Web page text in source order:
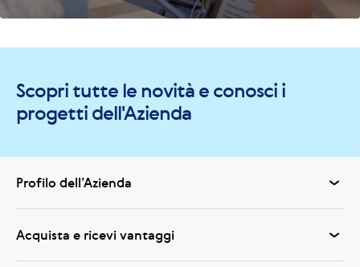
Scopri tutte le novità e conosci i
progetti dell'Azienda
Profilo dell’Azienda
Acquista e ricevi vantaggi